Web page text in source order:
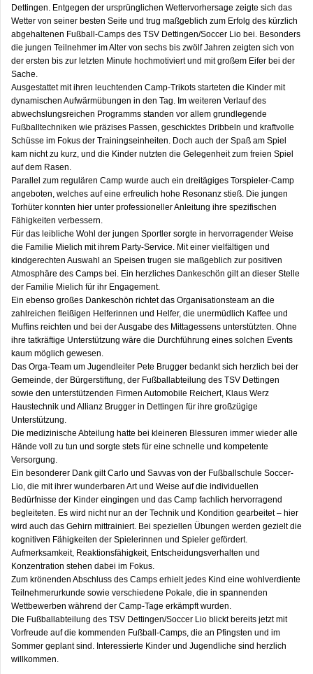
Dettingen. Entgegen der ursprünglichen Wettervorhersage zeigte sich das
Wetter von seiner besten Seite und trug maßgeblich zum Erfolg des kürzlich
abgehaltenen Fußball-Camps des TSV Dettingen/Soccer Lio bei. Besonders
die jungen Teilnehmer im Alter von sechs bis zwölf Jahren zeigten sich von
der ersten bis zur letzten Minute hochmotiviert und mit großem Eifer bei der
Sache.
Ausgestattet mit ihren leuchtenden Camp-Trikots starteten die Kinder mit
dynamischen Aufwärmübungen in den Tag. Im weiteren Verlauf des
abwechslungsreichen Programms standen vor allem grundlegende
Fußballtechniken wie präzises Passen, geschicktes Dribbeln und kraftvolle
Schüsse im Fokus der Trainingseinheiten. Doch auch der Spaß am Spiel
kam nicht zu kurz, und die Kinder nutzten die Gelegenheit zum freien Spiel
auf dem Rasen.
Parallel zum regulären Camp wurde auch ein dreitägiges Torspieler-Camp
angeboten, welches auf eine erfreulich hohe Resonanz stieß. Die jungen
Torhüter konnten hier unter professioneller Anleitung ihre spezifischen
Fähigkeiten verbessern.
Für das leibliche Wohl der jungen Sportler sorgte in hervorragender Weise
die Familie Mielich mit ihrem Party-Service. Mit einer vielfältigen und
kindgerechten Auswahl an Speisen trugen sie maßgeblich zur positiven
Atmosphäre des Camps bei. Ein herzliches Dankeschön gilt an dieser Stelle
der Familie Mielich für ihr Engagement.
Ein ebenso großes Dankeschön richtet das Organisationsteam an die
zahlreichen fleißigen Helferinnen und Helfer, die unermüdlich Kaffee und
Muffins reichten und bei der Ausgabe des Mittagessens unterstützten. Ohne
ihre tatkräftige Unterstützung wäre die Durchführung eines solchen Events
kaum möglich gewesen.
Das Orga-Team um Jugendleiter Pete Brugger bedankt sich herzlich bei der
Gemeinde, der Bürgerstiftung, der Fußballabteilung des TSV Dettingen
sowie den unterstützenden Firmen Automobile Reichert, Klaus Werz
Haustechnik und Allianz Brugger in Dettingen für ihre großzügige
Unterstützung.
Die medizinische Abteilung hatte bei kleineren Blessuren immer wieder alle
Hände voll zu tun und sorgte stets für eine schnelle und kompetente
Versorgung.
Ein besonderer Dank gilt Carlo und Savvas von der Fußballschule Soccer-
Lio, die mit ihrer wunderbaren Art und Weise auf die individuellen
Bedürfnisse der Kinder eingingen und das Camp fachlich hervorragend
begleiteten. Es wird nicht nur an der Technik und Kondition gearbeitet – hier
wird auch das Gehirn mittrainiert. Bei speziellen Übungen werden gezielt die
kognitiven Fähigkeiten der Spielerinnen und Spieler gefördert.
Aufmerksamkeit, Reaktionsfähigkeit, Entscheidungsverhalten und
Konzentration stehen dabei im Fokus.
Zum krönenden Abschluss des Camps erhielt jedes Kind eine wohlverdiente
Teilnehmerurkunde sowie verschiedene Pokale, die in spannenden
Wettbewerben während der Camp-Tage erkämpft wurden.
Die Fußballabteilung des TSV Dettingen/Soccer Lio blickt bereits jetzt mit
Vorfreude auf die kommenden Fußball-Camps, die an Pfingsten und im
Sommer geplant sind. Interessierte Kinder und Jugendliche sind herzlich
willkommen.